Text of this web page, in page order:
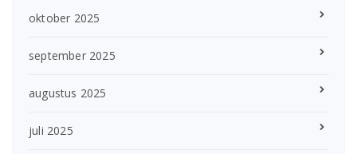
oktober 2025
september 2025
augustus 2025
juli 2025